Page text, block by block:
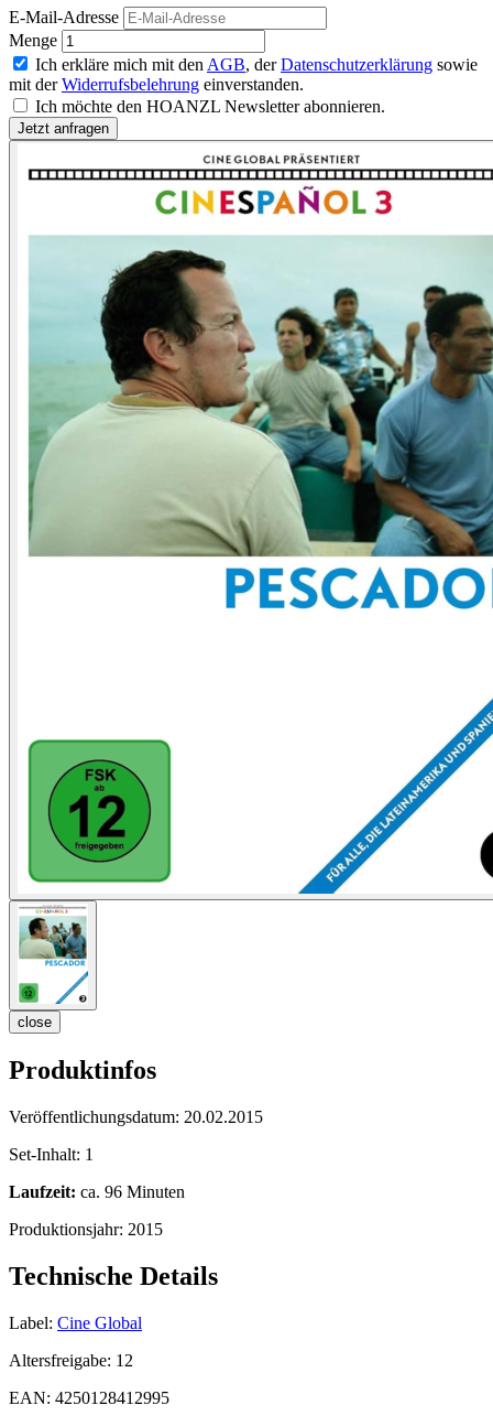
E-Mail-Adresse
Menge
Ich erkläre mich mit den AGB, derDatenschutzerklärung sowie
mit derWiderrufsbelehrung einverstanden.
Ich möchte den HOANZL Newsletter abonnieren.
close
Produktinfos
Veröffentlichungsdatum: 20.02.2015
Set-Inhalt: 1
Laufzeit: ca. 96 Minuten
Produktionsjahr: 2015
Technische Details
Label: Cine Global
Altersfreigabe: 12
EAN: 4250128412995